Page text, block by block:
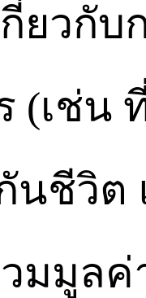
ยวกับ
(เช่น
ชีวิต
มมูล